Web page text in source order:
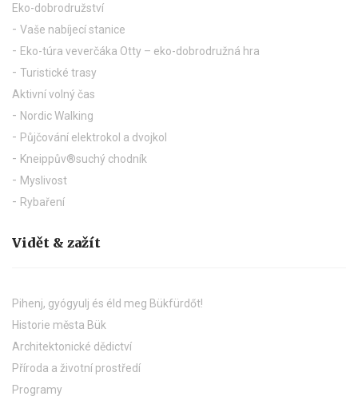
Eko-dobrodružství
Vaše nabíjecí stanice
Eko-túra veverčáka Otty – eko-dobrodružná hra
Turistické trasy
Aktivní volný čas
Nordic Walking
Půjčování elektrokol a dvojkol
Kneippův®suchý chodník
Myslivost
Rybaření
Vidět & zažít
Pihenj, gyógyulj és éld meg Bükfürdőt!
Historie města Bük
Architektonické dědictví
Příroda a životní prostředí
Programy